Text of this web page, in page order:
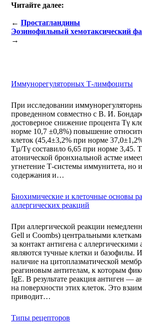
Читайте далее:
← Простагландины
Эозинофильный хемотаксический
→
Иммунорегуляторных Т-лимфоциты
При исследовании
проведенном совместно с В. И.
достоверное снижение процента Тγ
норме 10,7 ±0,8%) повышение
клеток (45,4±3,2% при норме
Tµ/Tγ составило 6,65 при норме 3,45.
атонической бронхиальной астме
угнетение Т-системы иммунитета, но
содержания и…
Биохимические и клеточные основы
аллергических реакций
При аллергической реакции
Gell и Coombs) центральными
за контакт антигена с аллергическими
являются тучные клетки и базофилы.
наличие на цитоплазматической
реагиновым антителам, к которым
IgE. В результате реакция антиген —
на поверхности этих клеток. Это
приводит…
Типы рецепторов